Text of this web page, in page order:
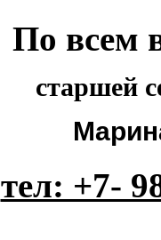
По всем
старшей
тел: +7-